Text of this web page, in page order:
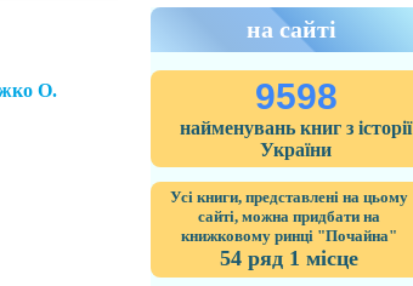
О.
на сайті
9598
найменувань книг з історії
України
Усі книги, представлені на цьому
сайті, можна придбати на
книжковому ринці "Почайна"
54 ряд 1 місце